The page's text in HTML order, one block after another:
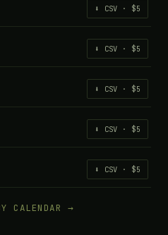
⬇ CSV · $5
⬇ CSV · $5
⬇ CSV · $5
⬇ CSV · $5
⬇ CSV · $5
CALENDAR →